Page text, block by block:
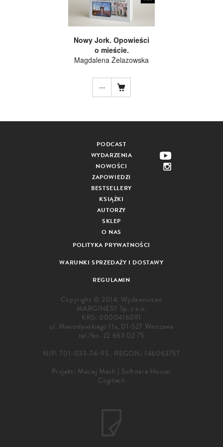
Nowy Jork. Opowieści
o mieście.
Magdalena Żelazowska
...
PODCAST
WYDARZENIA
NOWOŚCI
ZAPOWIEDZI
BESTSELLERY
KSIĄŻKI
AUTORZY
SKLEP
O NAS
POLITYKA PRYWATNOŚCI
WARUNKI SPRZEDAŻY I DOSTAWY
REGULAMIN
Copyright © 2014. Wydawnictwo
MARGINESY Sp. z o.o.
KRS: 0000416091
ul. Mierosławskiego 11a, 01-527 Warszawa
tel./fax. 22 663 02 75
NIP: 701-033-74-95 , REGON: 146063757
Projekt: Maciej Mach | Software House:
Cogitech